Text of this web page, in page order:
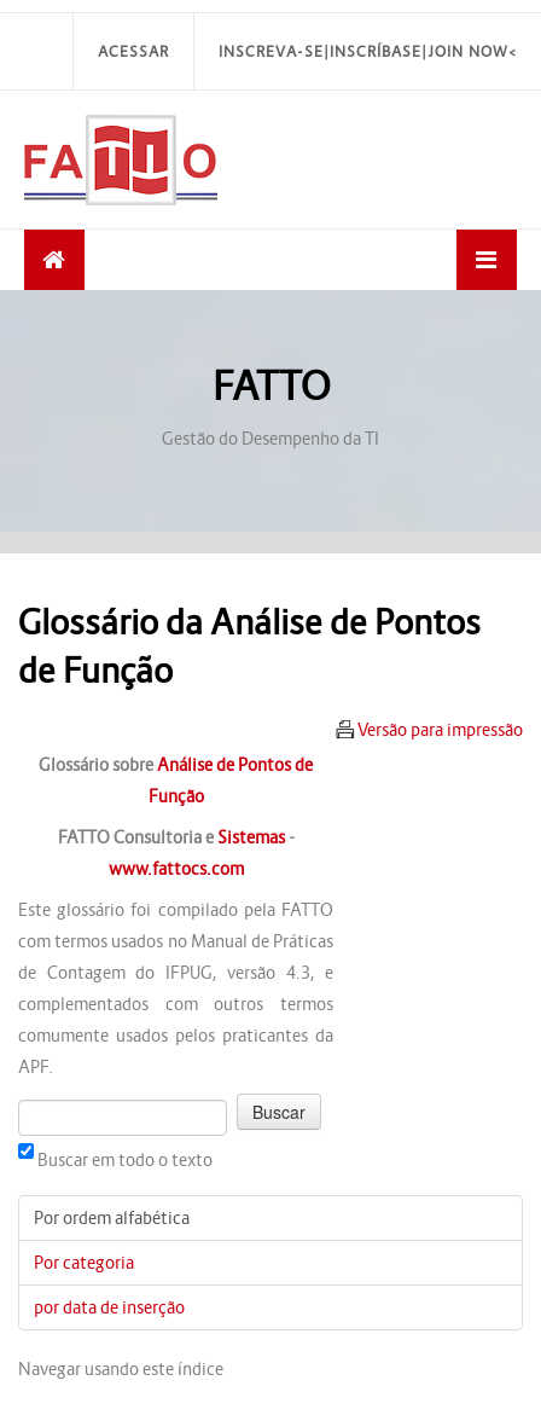
INSCREVA-SE|INSCRÍBASE|JOIN NOW<
ACESSAR
FATTO
Gestão do Desempenho da TI
Glossário da Análise de Pontos
de Função
Versão para impressão
Glossário sobreAnálise de Pontos de
Função
FATTO Consultoria e Sistemas-
www.fattocs.com
Este glossário foi compilado pela FATTO
com termos usados no Manual de Práticas
de Contagem do IFPUG, versão 4.3, e
complementados com outros termos
comumente usados pelos praticantes da
APF.
Buscar em todo o texto
Por ordem alfabética
Por categoria
por data de inserção
Navegar usando este índice